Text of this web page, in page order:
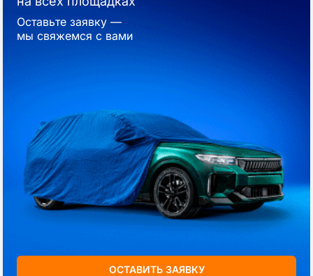
Оставьте заявку —
мы свяжемся с вами
ОСТАВИТЬ ЗАЯВКУ